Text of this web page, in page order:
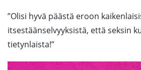
”Olisi hyvä päästä eroon
itsestäänselvyyksistä, että seksin
tietynlaista!”